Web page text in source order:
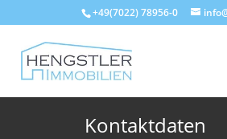
+49(7022) 78956-0
Kontaktdaten